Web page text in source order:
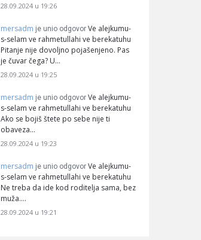
28.09.2024 u 19:26
mersadm je unio odgovor Ve alejkumu-
s-selam ve rahmetullahi ve berekatuhu
Pitanje nije dovoljno pojašenjeno. Pas
je čuvar čega? U…
28.09.2024 u 19:25
mersadm je unio odgovor Ve alejkumu-
s-selam ve rahmetullahi ve berekatuhu
Ako se bojiš štete po sebe nije ti
obaveza…
28.09.2024 u 19:23
mersadm je unio odgovor Ve alejkumu-
s-selam ve rahmetullahi ve berekatuhu
Ne treba da ide kod roditelja sama, bez
muža.…
28.09.2024 u 19:21